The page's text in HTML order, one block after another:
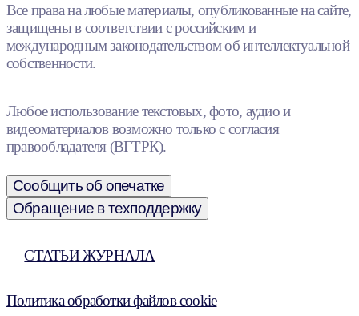
Все права на любые материалы, опубликованные на сайте,
защищены в соответствии с российским и
международным законодательством об интеллектуальной
собственности.
Любое использование текстовых, фото, аудио и
видеоматериалов возможно только с согласия
правообладателя (ВГТРК).
Сообщить об опечатке
Обращение в техподдержку
СТАТЬИ ЖУРНАЛА
Политика обработки файлов cookie